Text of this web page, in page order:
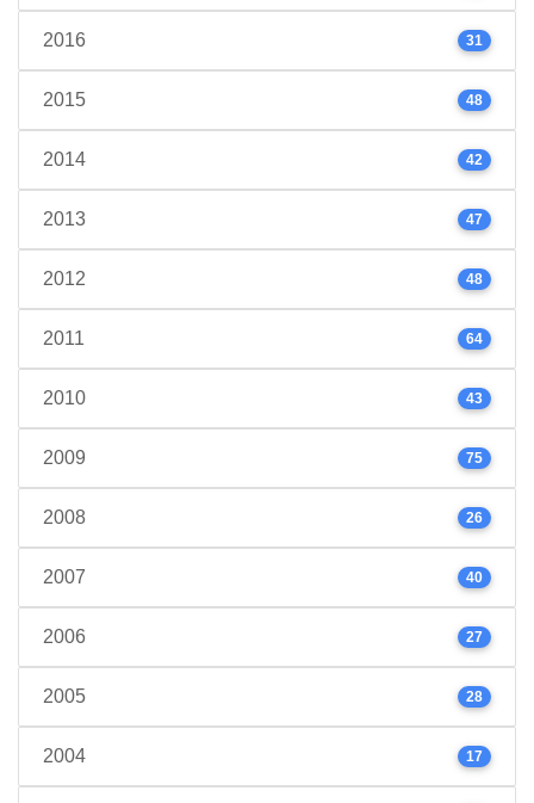
2016 31
2015 48
2014 42
2013 47
2012 48
2011 64
2010 43
2009 75
2008 26
2007 40
2006 27
2005 28
2004 17